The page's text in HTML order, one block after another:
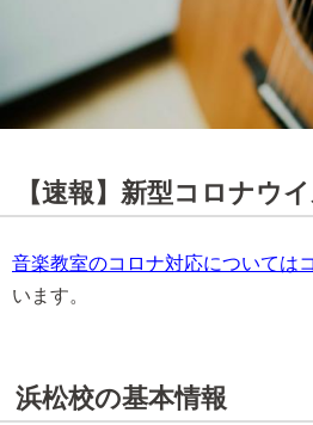
【速報】新型コロナウ
音楽教室のコロナ対応については
います。
浜松校の基本情報